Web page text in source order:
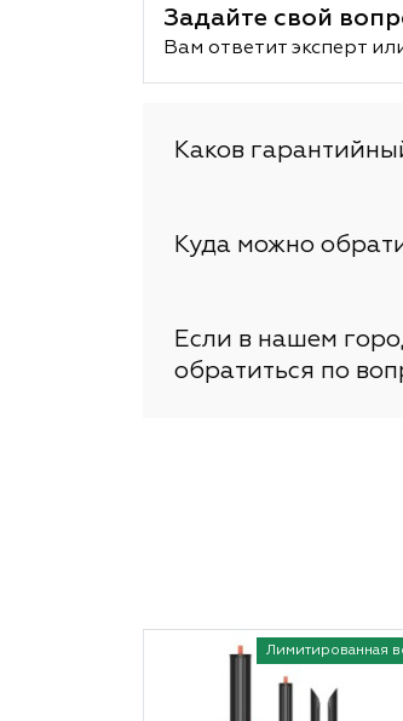
Задайте свой
Вам ответит эксперт
Каков
Куда можно
Если в нашем
обратиться по
Лимитированная